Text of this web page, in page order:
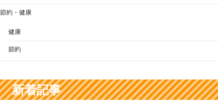
節約・健康
健康
節約
新着記事